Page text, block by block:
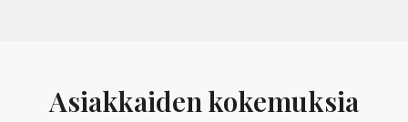
Asiakkaiden kokemuksia